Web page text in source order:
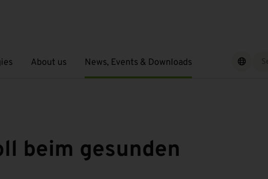
About us
Open submenu News, Events & Downloads
Open submenu
beim gesunden